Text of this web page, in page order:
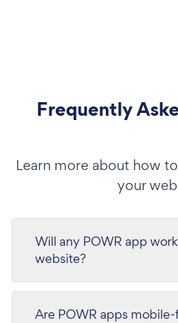
Frequently
Learn more about how
your
Will any POWR app
website?
Are POWR apps